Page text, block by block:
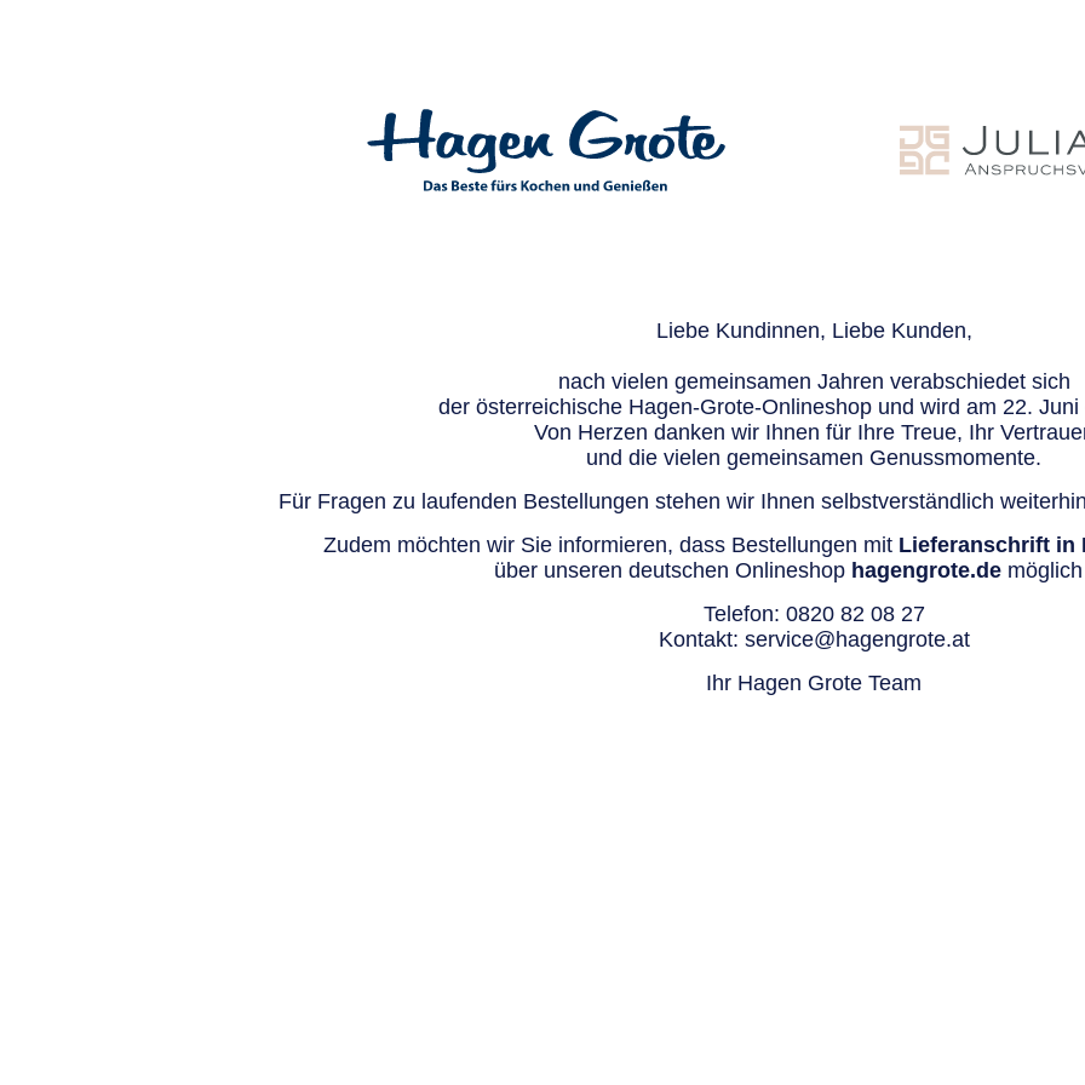
Liebe Kundinnen, Liebe Kunden,
nach vielen gemeinsamen Jahren verabschiedet sich
der österreichische Hagen-Grote-Onlineshop und wird am 22. Juni
Von Herzen danken wir Ihnen für Ihre Treue, Ihr
und die vielen gemeinsamen Genussmomente.
Für Fragen zu laufenden Bestellungen stehen wir Ihnen selbstverständlich
Zudem möchten wir Sie informieren, dass Bestellungen mit Lieferanschrift in
über unseren deutschen Onlineshop hagengrote.demöglich
Telefon: 0820 82 08 27
Kontakt: service@hagengrote.at
Ihr Hagen Grote Team